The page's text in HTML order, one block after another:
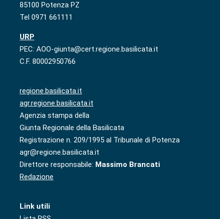
85100 Potenza PZ
Tel 0971 661111
URP
PEC: AOO-giunta@cert.regione.basilicata.it
C.F. 80002950766
regione.basilicata.it
agr.regione.basilicata.it
Agenzia stampa della
Giunta Regionale della Basilicata
Registrazione n. 209/1995 al Tribunale di Potenza
agr@regione.basilicata.it
Direttore responsabile: Massimo Brancati
Redazione
Link utili